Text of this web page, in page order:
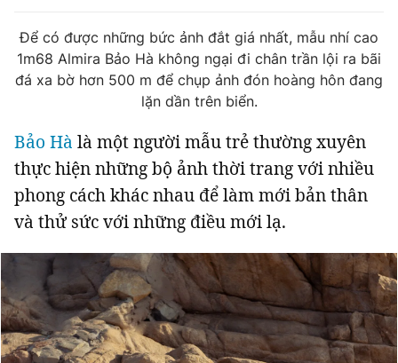
Tin thị trường Tin 360
Video Podcasts
Magazine
Sản phẩm khác
Tiện ích Bạn cần biết
Thông tin tòa soạn Liên hệ quảng cáo
Đăng xuất
Để có được những bức ảnh đắt giá nhất, mẫu nhí cao
1m68 Almira Bảo Hà không ngại đi chân trần lội ra bãi
đá xa bờ hơn 500 m để chụp ảnh đón hoàng hôn đang
lặn dần trên biển.
Bảo Hà là một người mẫu trẻ thường xuyên
thực hiện những bộ ảnh thời trang với nhiều
phong cách khác nhau để làm mới bản thân
và thử sức với những điều mới lạ.